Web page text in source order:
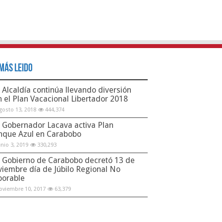
Leido
Alcaldía continúa llevando diversión
el Plan Vacacional Libertador 2018
13, 2018 444,374
Gobernador Lacava activa Plan
Azul en Carabobo
3, 2019 330,293
Gobierno de Carabobo decretó 13 de
día de Júbilo Regional No
10, 2017 63,379